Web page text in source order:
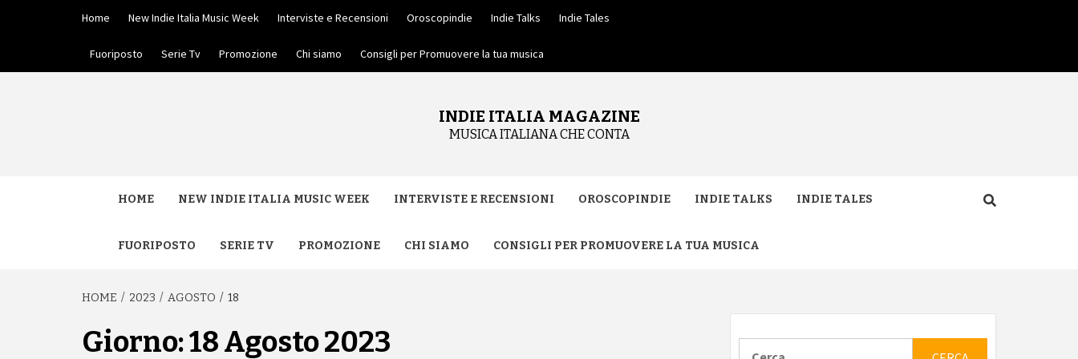
Home New Indie Italia Music Week Interviste e Recensioni Oroscopindie Indie Talks Indie Tales
Fuoriposto Serie Tv Promozione Chi siamo Consigli per Promuovere la tua musica
INDIE ITALIA MAGAZINE
MUSICA ITALIANA CHE CONTA
HOME NEW INDIE ITALIA MUSIC WEEK INTERVISTE E RECENSIONI OROSCOPINDIE INDIE TALKS INDIE TALES
FUORIPOSTO SERIE TV PROMOZIONE CHI SIAMO CONSIGLI PER PROMUOVERE LA TUA MUSICA
HOME 2023 AGOSTO 18
Giorno:18 Agosto 2023